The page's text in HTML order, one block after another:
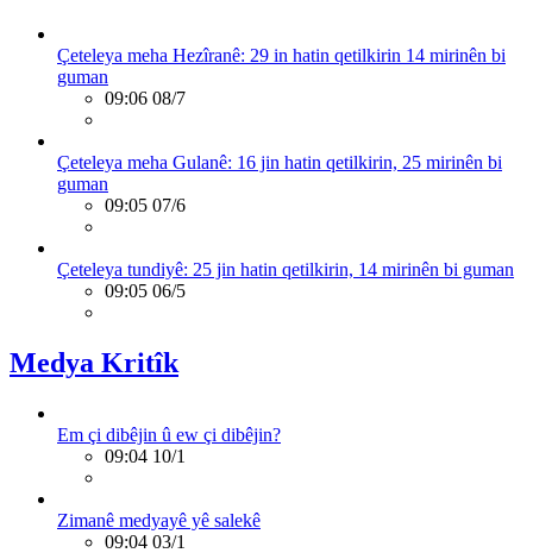
Çeteleya meha Hezîranê: 29 in hatin qetilkirin 14 mirinên bi
guman
09:06 08/7
Çeteleya meha Gulanê: 16 jin hatin qetilkirin, 25 mirinên bi
guman
09:05 07/6
Çeteleya tundiyê: 25 jin hatin qetilkirin, 14 mirinên bi guman
09:05 06/5
Medya Kritîk
Em çi dibêjin û ew çi dibêjin?
09:04 10/1
Zimanê medyayê yê salekê
09:04 03/1